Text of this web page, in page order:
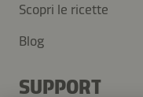
Scopri le ricette
Blog
SUPPORT